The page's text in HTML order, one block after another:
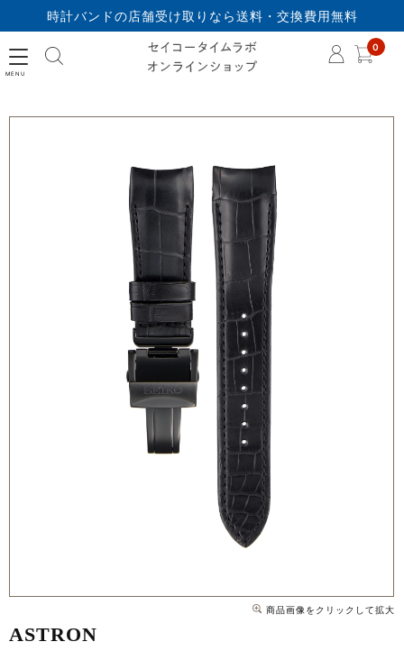
時計バンドの店舗受け取りなら送料・交換費用無料
セイコータイムラボオ
0
商品画像をクリックして拡大
ASTRON